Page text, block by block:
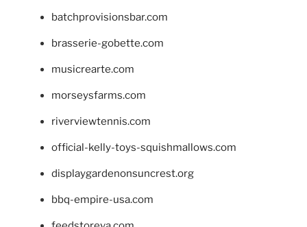
batchprovisionsbar.com
brasserie-gobette.com
musicrearte.com
morseysfarms.com
riverviewtennis.com
official-kelly-toys-squishmallows.com
displaygardenonsuncrest.org
bbq-empire-usa.com